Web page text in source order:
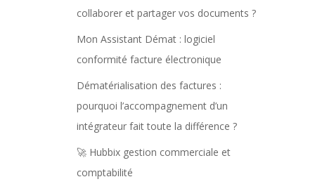
collaborer et partager vos documents ?
Mon Assistant Démat : logiciel
conformité facture électronique
Dématérialisation des factures :
pourquoi l’accompagnement d’un
intégrateur fait toute la différence ?
🚀 Hubbix gestion commerciale et
comptabilité